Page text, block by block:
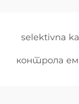
selektivna
контрола